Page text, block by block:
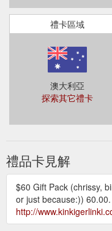
禮卡區域
澳大利亞
探索其它禮卡
禮品卡見解
$60 Gift Pack (chrissy,
or just because:))
http://